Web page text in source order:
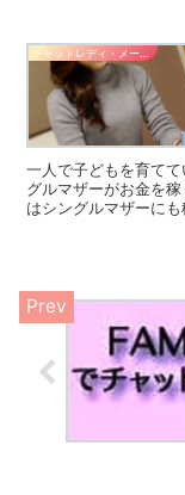
チャットレディ・メールレディ系バイト
一人で子どもを育て
グルマザーがお金を
はシングルマザーに